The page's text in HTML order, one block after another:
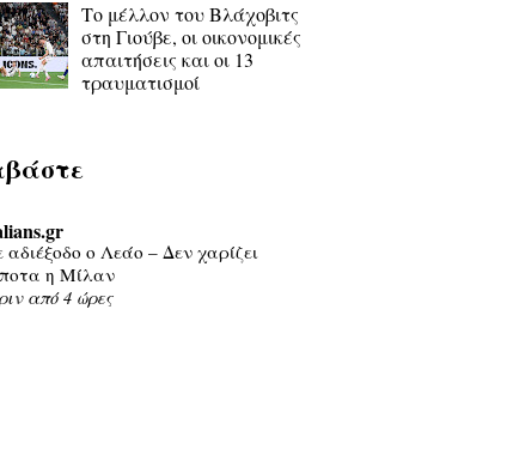
Το μέλλον του Βλάχοβιτς
στη Γιούβε, οι οικονομικές
απαιτήσεις και οι 13
τραυματισμοί
αδιέξοδο ο Λεάο – Δεν χαρίζει
η Μίλαν
από 4 ώρες